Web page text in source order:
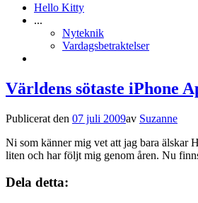
Hello Kitty
...
Nyteknik
Vardagsbetraktelser
Världens sötaste iPhone
Publicerat den 07 juli 2009av Suzanne
Ni som känner mig vet att jag bara älskar
liten och har följt mig genom åren. Nu
Dela detta: